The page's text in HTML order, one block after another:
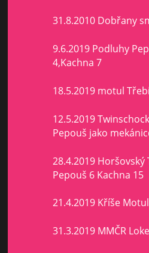
31.8.2010 Dobřany
9.6.2019 Podluhy
4,Kachna 7
18.5.2019 motul
12.5.2019
Pepouš jako
28.4.2019 Horšovský
Pepouš 6 Kachna 15
21.4.2019 Kříše
31.3.2019 MMČR